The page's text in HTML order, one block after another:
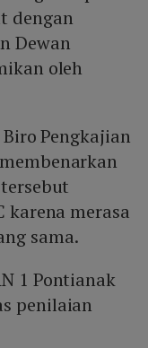
dengan
Dewan
oleh
Pengkajian
karena merasa
sama.
1 Pontianak
penilaian